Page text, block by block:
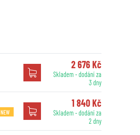
2 676 Kč
Skladem - dodání za
3 dny
NEW
1 840 Kč
Skladem - dodání za
2 dny